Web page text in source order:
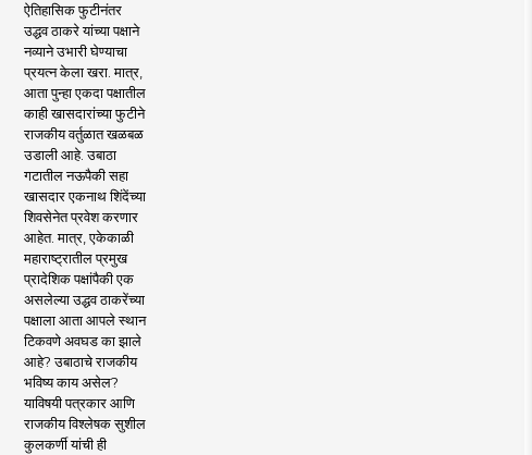
ऐतिहासिक फुटीनंतर
उद्धव ठाकरे यांच्या पक्षाने
नव्याने उभारी घेण्याचा
प्रयत्न केला खरा. मात्र,
आता पुन्हा एकदा पक्षातील
काही खासदारांच्या फुटीने
राजकीय वर्तुळात खळबळ
उडाली आहे. उबाठा
गटातील नऊपैकी सहा
खासदार एकनाथ शिंदेंच्या
शिवसेनेत प्रवेश करणार
आहेत. मात्र, एकेकाळी
महाराष्ट्रातील प्रमुख
प्रादेशिक पक्षांपैकी एक
असलेल्या उद्धव ठाकरेंच्या
पक्षाला आता आपले स्थान
टिकवणे अवघड का झाले
आहे? उबाठाचे राजकीय
भविष्य काय असेल?
याविषयी पत्रकार आणि
राजकीय विश्लेषक सुशील
कुलकर्णी यांची ही